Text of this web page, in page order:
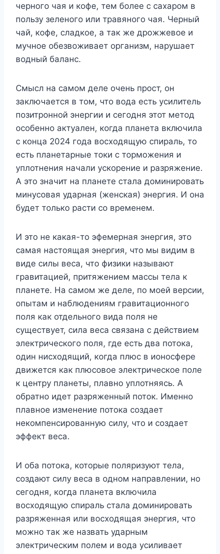
черного чая и кофе, тем более с сахаром в
пользу зеленого или травяного чая. Черный
чай, кофе, сладкое, а так же дрожжевое и
мучное обезвоживает организм, нарушает
водный баланс.
Смысл на самом деле очень прост, он
заключается в том, что вода есть усилитель
позитронной энергии и сегодня этот метод
особенно актуален, когда планета включила
с конца 2024 года восходящую спираль, то
есть планетарные токи с торможения и
уплотнения начали ускорение и разряжение.
А это значит на планете стала доминировать
минусовая ударная (женская) энергия. И она
будет только расти со временем.
И это не какая-то эфемерная энергия, это
самая настоящая энергия, что мы видим в
виде силы веса, что физики называют
гравитацией, притяжением массы тела к
планете. На самом же деле, по моей версии,
опытам и наблюдениям гравитационного
поля как отдельного вида поля не
существует, сила веса связана с действием
электрического поля, где есть два потока,
один нисходящий, когда плюс в ионосфере
движется как плюсовое электрическое поле
к центру планеты, плавно уплотняясь. А
обратно идет разряженный поток. Именно
плавное изменение потока создает
некомпенсированную силу, что и создает
эффект веса.
И оба потока, которые поляризуют тела,
создают силу веса в одном направлении, но
сегодня, когда планета включила
восходящую спираль стала доминировать
разряженная или восходящая энергия, что
можно так же назвать ударным
электрическим полем и вода усиливает